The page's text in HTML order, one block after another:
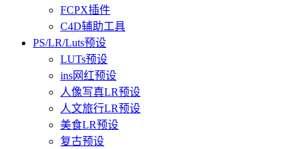
FCPX插件
C4D辅助工具
PS/LR/Luts预设
LUTs预设
ins网红预设
人像写真LR预设
人文旅行LR预设
美食LR预设
复古预设